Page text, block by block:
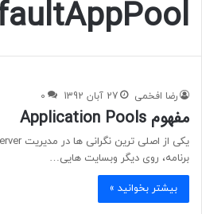
رضا افخمی 27 آبان 1392 0
مفهوم Application Pools
برنامه، روی دیگر وبسایت هایی…
بیشتر بخوانید »